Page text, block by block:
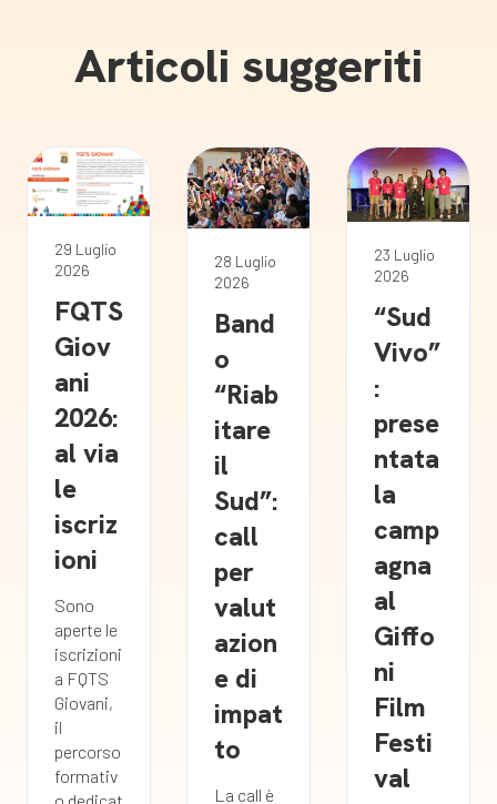
Articoli suggeriti
29 Luglio
2026
FQTS
Giov
ani
2026:
al via
le
iscriz
ioni
Sono
aperte le
iscrizioni
a FQTS
Giovani,
il
percorso
formativ
28 Luglio
2026
Band
o
“Riab
itare
il
Sud”:
call
per
valut
azion
e di
impat
to
La call è
23 Luglio
2026
“Sud
Vivo”
:
prese
ntata
la
camp
agna
al
Giffo
ni
Film
Festi
val